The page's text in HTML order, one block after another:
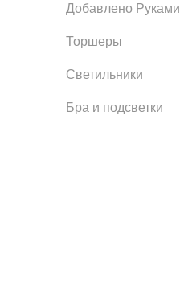
Добавлено Руками
Торшеры
Светильники
Бра и подсветки